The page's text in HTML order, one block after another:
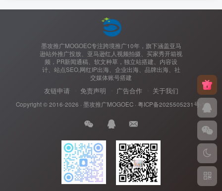
墨攻推广MOGOEC专注跨境推广10年，旗下涵盖亚马
逊站外推广投放、亚马逊红人视频拍摄、买家秀开箱视
频，PR新闻通稿、软文种草，独立站搭建、内容设
计、站点SEO,网红IP出海、企业出海、品牌出海、社
交媒体账号搭建
友链申请 免责声明 广告合作 关于我们
Copyright © 2016-2026 · 墨攻推广MOGOEC· 粤ICP备2025505231号-1.